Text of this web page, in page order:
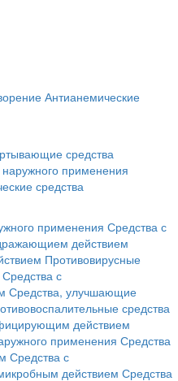
Антианемические
средства
применения
средства
применения Средства с
действием
Противовирусные
Средства с
Средства, улучшающие
средства
действием
применения Средства
Средства с
действием Средства